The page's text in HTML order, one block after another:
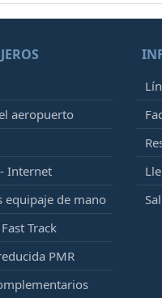
aeropuerto
Internet
equipaje de mano
Track
PMR